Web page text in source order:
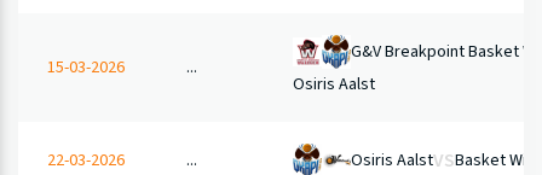
15-03-2026 ...
G&V Breakpoint Basket
Osiris Aalst
22-03-2026 ... Osiris AalstVSBasket